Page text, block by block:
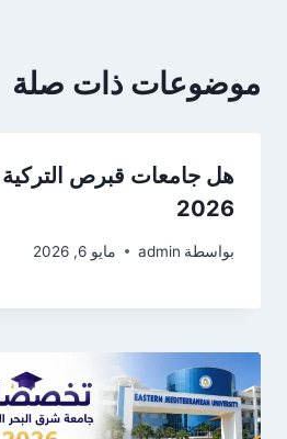
موضوعات ذات صلة
هل جامعات قبرص
2026
بواسطة admin مايو 6, 2026